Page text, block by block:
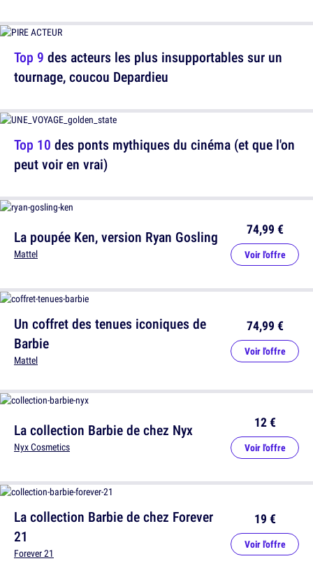
Top 9 des acteurs les plus insupportables sur un
tournage, coucou Depardieu
La poupée Ken, version Ryan Gosling
Mattel
74,99 €
Voir l'offre
La collection Barbie de chez Nyx
Nyx Cosmetics
12 €
Voir l'offre
Top 10 des ponts mythiques du cinéma (et que l'on
peut voir en vrai)
Un coffret des tenues iconiques de
Barbie
Mattel
74,99 €
Voir l'offre
La collection Barbie de chez Forever
21
Forever 21
19 €
Voir l'offre